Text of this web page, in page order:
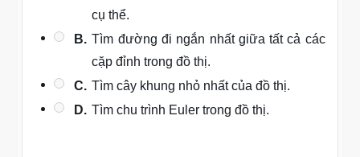
cụ thể.
B. Tìm đường đi ngắn nhất giữa tất cả các
cặp đỉnh trong đồ thị.
C. Tìm cây khung nhỏ nhất của đồ thị.
D. Tìm chu trình Euler trong đồ thị.